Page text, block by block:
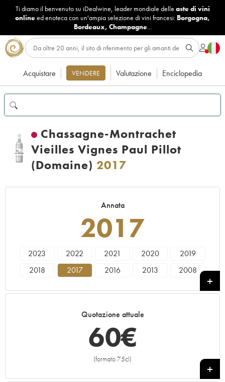
Ti diamo il benvenuto su iDealwine, leader mondiale delle aste di vini
onlineed enoteca con un'ampia selezione di vini francesi: Borgogna,
Bordeaux, Champagne...
Acquistare VENDERE Valutazione Enciclopedia
Chassagne-Montrachet
Vieilles Vignes Paul Pillot
(Domaine) 2017
Annata
2017
2023 2022 2021 2020
2019
2018
2017 2016 2013 2008
Quotazione attuale
60€
(formato 75cl)
+